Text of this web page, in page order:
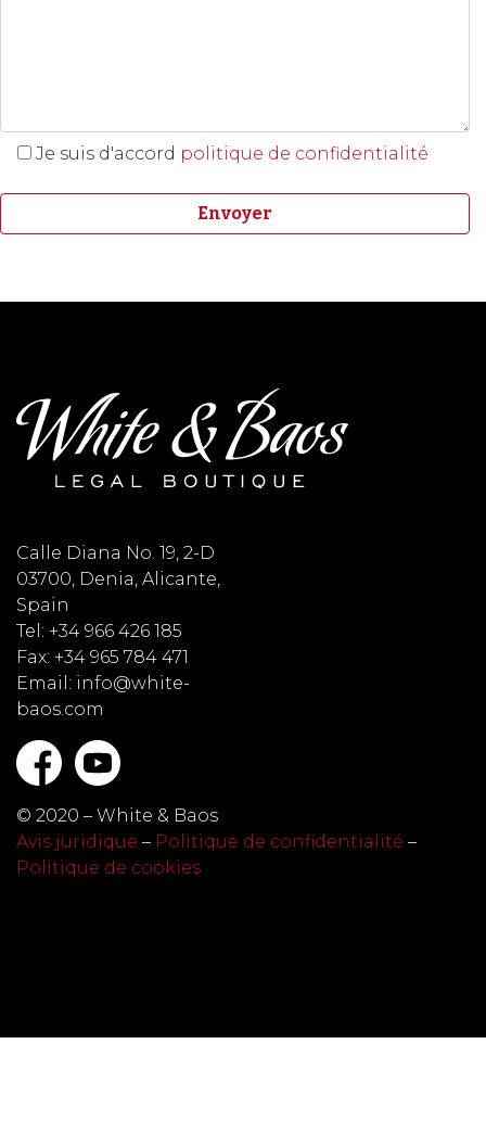
Je suis d'accord politique de confidentialité
Calle Diana No. 19, 2-D
03700, Denia, Alicante,
Spain
Tel: +34 966 426 185
Fax: +34 965 784 471
Email: info@white-
baos.com
© 2020 – White & Baos
Avis juridique – Politique de confidentialité –
Politique de cookies